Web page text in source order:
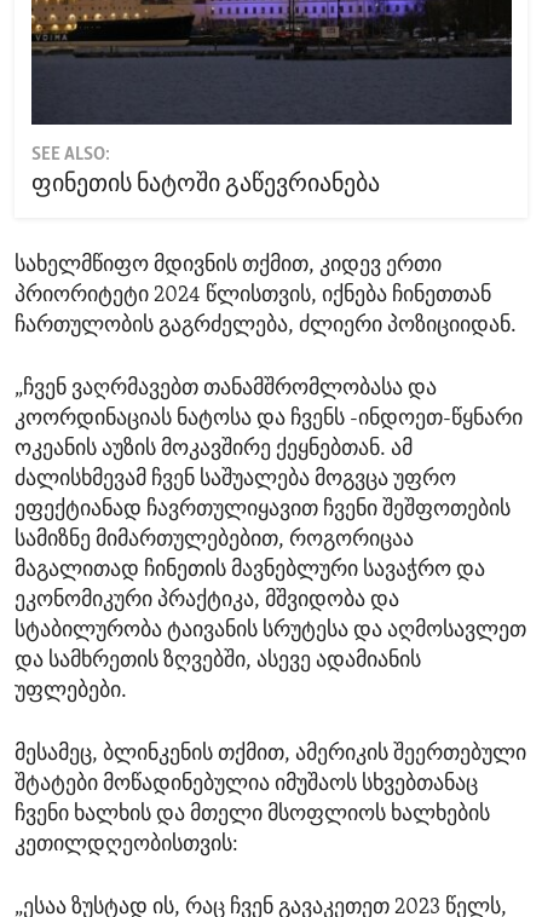
SEE ALSO:
ფინეთის ნატოში გაწევრიანება
სახელმწიფო მდივნის თქმით, კიდევ ერთი
პრიორიტეტი 2024 წლისთვის, იქნება ჩინეთთან
ჩართულობის გაგრძელება, ძლიერი პოზიციიდან.
„ჩვენ ვაღრმავებთ თანამშრომლობასა და
კოორდინაციას ნატოსა და ჩვენს -ინდოეთ-წყნარი
ოკეანის აუზის მოკავშირე ქეყნებთან. ამ
ძალისხმევამ ჩვენ საშუალება მოგვცა უფრო
ეფექტიანად ჩავრთულიყავით ჩვენი შეშფოთების
სამიზნე მიმართულებებით, როგორიცაა
მაგალითად ჩინეთის მავნებლური სავაჭრო და
ეკონომიკური პრაქტიკა, მშვიდობა და
სტაბილურობა ტაივანის სრუტესა და აღმოსავლეთ
და სამხრეთის ზღვებში, ასევე ადამიანის
უფლებები.
მესამეც, ბლინკენის თქმით, ამერიკის შეერთებული
შტატები მოწადინებულია იმუშაოს სხვებთანაც
ჩვენი ხალხის და მთელი მსოფლიოს ხალხების
კეთილდღეობისთვის:
„ესაა ზუსტად ის, რაც ჩვენ გავაკეთეთ 2023 წელს,